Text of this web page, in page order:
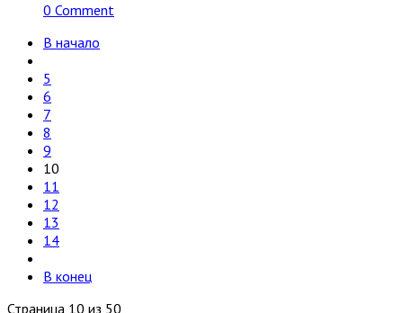
0 Comment
В начало
5
6
7
8
9
10
11
12
13
14
В конец
Страница 10 из 50